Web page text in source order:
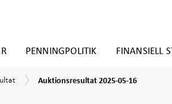
PENNINGPOLITIK FINANSIELL
Auktionsresultat
Auktionsresultat 2025-05-16